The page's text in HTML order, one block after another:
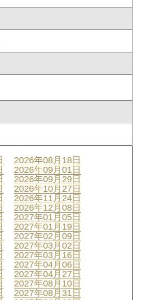
2026年08月18日
2026年09月01日
2026年09月29日
2026年10月27日
2026年11月24日
2026年12月08日
2027年01月05日
2027年01月19日
2027年02月09日
2027年03月02日
2027年03月16日
2027年04月06日
2027年04月27日
2027年08月10日
2027年08月31日